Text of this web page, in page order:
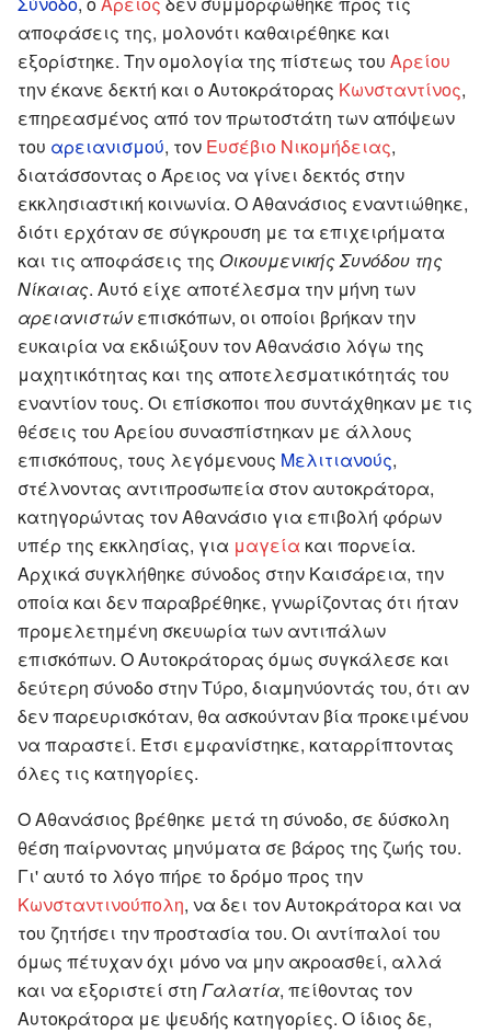
αποφάσεις της, μολονότι καθαιρέθηκε και
εξορίστηκε. Την ομολογία της πίστεως του Αρείου
την έκανε δεκτή και ο Αυτοκράτορας Κωνσταντίνος,
επηρεασμένος από τον πρωτοστάτη των απόψεων
του αρειανισμού, τον Ευσέβιο Νικομήδειας,
διατάσσοντας ο Άρειος να γίνει δεκτός στην
εκκλησιαστική κοινωνία. Ο Αθανάσιος εναντιώθηκε,
διότι ερχόταν σε σύγκρουση με τα επιχειρήματα
και τις αποφάσεις της Οικουμενικής Συνόδου της
Νίκαιας. Αυτό είχε αποτέλεσμα την μήνη των
αρειανιστώνεπισκόπων, οι οποίοι βρήκαν την
ευκαιρία να εκδιώξουν τον Αθανάσιο λόγω της
μαχητικότητας και της αποτελεσματικότητάς του
εναντίον τους. Οι επίσκοποι που συντάχθηκαν με τις
θέσεις του Αρείου συνασπίστηκαν με άλλους
επισκόπους, τους λεγόμενους Μελιτιανούς,
στέλνοντας αντιπροσωπεία στον αυτοκράτορα,
κατηγορώντας τον Αθανάσιο για επιβολή φόρων
υπέρ της εκκλησίας, για μαγεία και πορνεία.
Αρχικά συγκλήθηκε σύνοδος στην Καισάρεια, την
οποία και δεν παραβρέθηκε, γνωρίζοντας ότι ήταν
προμελετημένη σκευωρία των αντιπάλων
επισκόπων. Ο Αυτοκράτορας όμως συγκάλεσε και
δεύτερη σύνοδο στην Τύρο, διαμηνύοντάς του, ότι αν
δεν παρευρισκόταν, θα ασκούνταν βία προκειμένου
να παραστεί. Έτσι εμφανίστηκε, καταρρίπτοντας
όλες τις κατηγορίες.
Ο Αθανάσιος βρέθηκε μετά τη σύνοδο, σε δύσκολη
θέση παίρνοντας μηνύματα σε βάρος της ζωής του.
Γι' αυτό το λόγο πήρε το δρόμο προς την
Κωνσταντινούπολη, να δει τον Αυτοκράτορα και να
του ζητήσει την προστασία του. Οι αντίπαλοί του
όμως πέτυχαν όχι μόνο να μην ακροασθεί, αλλά
και να εξοριστεί στη Γαλατία, πείθοντας τον
Αυτοκράτορα με ψευδής κατηγορίες. O ίδιος δε,